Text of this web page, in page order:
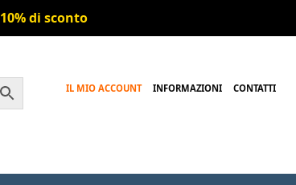
10% di sconto
IL MIO ACCOUNT INFORMAZIONI CONTATTI